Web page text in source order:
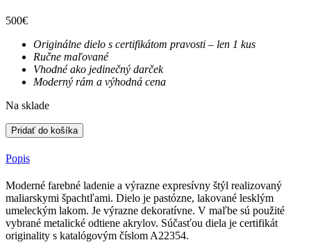
500€
Originálne dielo s certifikátom pravosti – len 1 kus
Ručne maľované
Vhodné ako jedinečný darček
Moderný rám a výhodná cena
Na sklade
Pridať do košíka
Popis
Moderné farebné ladenie a výrazne expresívny štýl realizovaný
maliarskymi špachtľami. Dielo je pastózne, lakované lesklým
umeleckým lakom. Je výrazne dekoratívne. V maľbe sú použité
vybrané metalické odtiene akrylov. Súčasťou diela je certifikát
originality s katalógovým číslom A22354.
fungovanie
stránky.
Aby sme
zlepšiť
funkčnosť
a štruktúru
webovej
základe
spôsobu
používania
webovej
stránky.